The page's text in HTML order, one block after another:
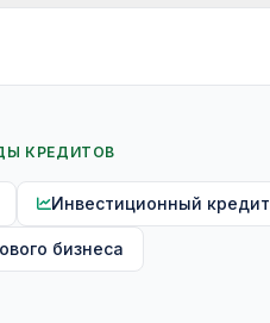
КРЕДИТОВ
Инвестиционный кредит
бизнеса